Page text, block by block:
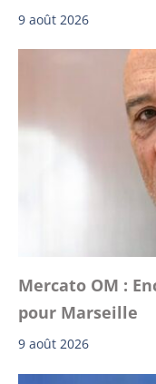
9 août 2026
Mercato OM :
pour Marseille
9 août 2026